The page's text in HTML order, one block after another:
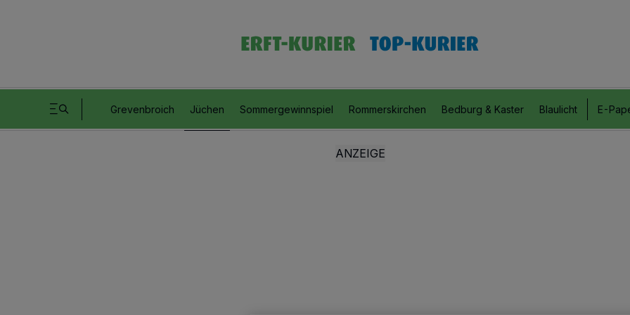
Grevenbroich Jüchen Sommergewinnspiel Rommerskirchen Bedburg & Kaster Blaulicht E-